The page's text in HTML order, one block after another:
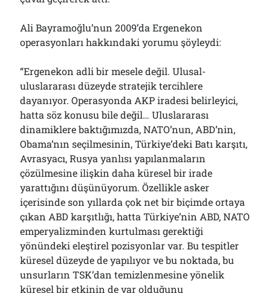
Arşivler
Arşivler
Ali Bayramoğlu’nun 2009’da Ergenekon
operasyonları hakkındaki yorumu şöyleydi:
“Ergenekon adli bir mesele değil. Ulusal-
uluslararası düzeyde stratejik tercihlere
dayanıyor. Operasyonda AKP iradesi belirleyici,
hatta söz konusu bile değil… Uluslararası
dinamiklere baktığımızda, NATO’nun, ABD’nin,
Obama’nın seçilmesinin, Türkiye’deki Batı karşıtı,
Avrasyacı, Rusya yanlısı yapılanmaların
çözülmesine ilişkin daha küresel bir irade
yarattığını düşünüyorum. Özellikle asker
içerisinde son yıllarda çok net bir biçimde ortaya
çıkan ABD karşıtlığı, hatta Türkiye’nin ABD, NATO
emperyalizminden kurtulması gerektiği
yönündeki eleştirel pozisyonlar var. Bu tespitler
küresel düzeyde de yapılıyor ve bu noktada, bu
unsurların TSK’dan temizlenmesine yönelik
küresel bir etkinin de var olduğunu